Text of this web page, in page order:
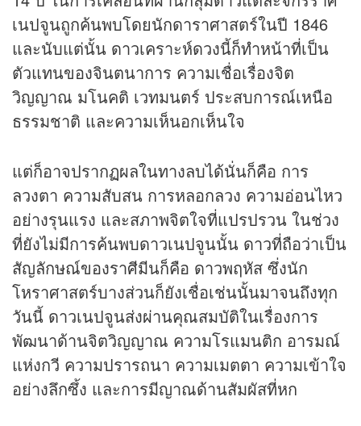
เนปจูนถูกค้นพบโดยนักดาราศาสตร์ในปี 1846
และนับแต่นั้น ดาวเคราะห์ดวงนี้ก็ทำหน้าที่เป็น
ตัวแทนของจินตนาการ ความเชื่อเรื่องจิต
วิญญาณ มโนคติ เวทมนตร์ ประสบการณ์เหนือ
ธรรมชาติ และความเห็นอกเห็นใจ
แต่ก็อาจปรากฏผลในทางลบได้นั่นก็คือ การ
ลวงตา ความสับสน การหลอกลวง ความอ่อนไหว
อย่างรุนแรง และสภาพจิตใจที่แปรปรวน ในช่วง
ที่ยังไม่มีการค้นพบดาวเนปจูนนั้น ดาวที่ถือว่าเป็น
สัญลักษณ์ของราศีมีนก็คือ ดาวพฤหัส ซึ่งนัก
โหราศาสตร์บางส่วนก็ยังเชื่อเช่นนั้นมาจนถึงทุก
วันนี้ ดาวเนปจูนส่งผ่านคุณสมบัติในเรื่องการ
พัฒนาด้านจิตวิญญาณ ความโรแมนติก อารมณ์
แห่งกวี ความปรารถนา ความเมตตา ความเข้าใจ
อย่างลึกซึ้ง และการมีญาณด้านสัมผัสที่หก